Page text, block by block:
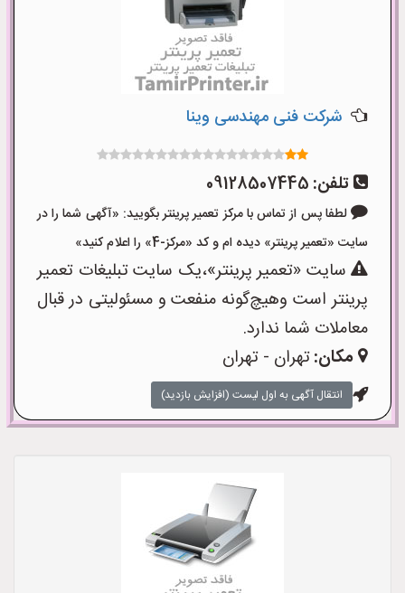
شرکت فنی مهندسی وینا
تلفن: 09128507445
لطفا پس از تماس با مرکز تعمیر پرینتر بگویید: «آگهی شما را در
سایت «تعمیر پرینتر» دیده ام و کد «مرکز-4» را اعلام کنید»
سایت «تعمیر پرینتر»،یک سایت تبلیغات تعمیر
پرینتر است وهیچ‌گونه منفعت و مسئولیتی در قبال
معاملات شما ندارد.
مکان:تهران - تهران
انتقال آگهی به اول لیست (افزایش بازدید)